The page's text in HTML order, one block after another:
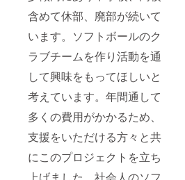
含めて休部、廃部が続いて
います。ソフトボールのク
ラブチームを作り活動を通
して興味をもってほしいと
考えています。年間通して
多くの費用がかかるため、
支援をいただける方々と共
にこのプロジェクトを立ち
上げました。社会人のソフ